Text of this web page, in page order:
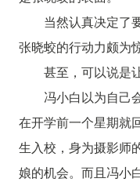
当然认真决定了
张晓蛟的行动力颇为
甚至，可以说
冯小白以为自己
在开学前一个星期就
生入校，身为摄影师
娘的机会。而且冯小